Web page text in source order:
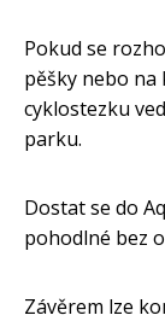
Pokud se
pěšky nebo
cyklostezku
parku.
Dostat se do
pohodlné bez
Závěrem lze